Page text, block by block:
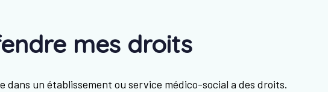
mes droits
dans un établissement ou service médico-social a des droits.